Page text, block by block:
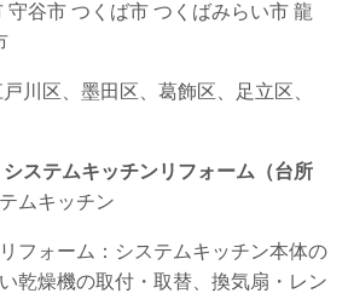
谷市 つくば市 つくばみらい市 龍
川区、墨田区、葛飾区、足立区、
システムキッチンリフォーム（台所
ムキッチン
フォーム：システムキッチン本体の
乾燥機の取付・取替、換気扇・レン